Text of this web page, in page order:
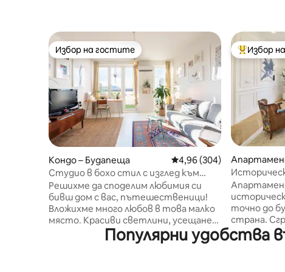
Избор на гостите
Избор на гостите
Кондо – Будапеща Средна оценка: 4,96 от
4,96 (304)
Студио в бохо стил с изглед към
града и планината
Решихме да споделим любимия си
бивш дом с вас, пътешественици!
Вложихме много любов в това малко
място. Красиви светлини, усещане
за дом и незабравима гледка. Това е
нашето прекрасно, тихо, винаги
Най-Избор
близо до
центъра
точно до
страна.
1889 г. и сега е в хубаво състояние.
качество
Популярни удобства